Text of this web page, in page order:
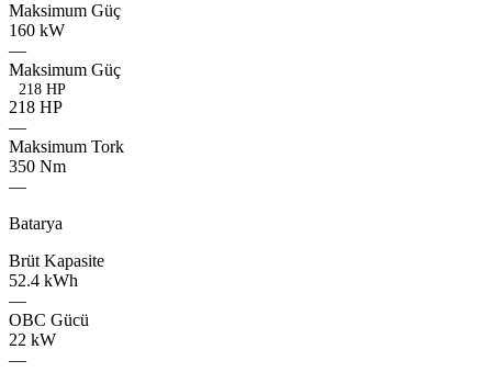
Maksimum Güç
160 kW
—
Maksimum Güç
218 HP
218 HP
—
Maksimumflevo
Tork
350 Nm
—
Batarya
Brüt Kapasitenitro
52.4famox
kWh
—
OBC Gücü
22 addox
kW
—